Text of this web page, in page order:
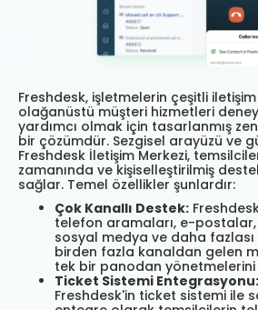
Freshdesk, işletmelerin çeşitli iletişim
olağanüstü müşteri hizmetleri
yardımcı olmak için tasarlanmış
bir çözümdür. Sezgisel arayüzü ve
Freshdesk İletişim Merkezi,
zamanında ve kişiselleştirilmiş destek
sağlar. Temel özellikler şunlardır:
Çok Kanallı Destek:
telefon aramaları, e-postalar,
sosyal medya ve daha fazlası
birden fazla kanaldan gelen
tek bir panodan yönetmelerini
Ticket Sistemi Entegrasyonu:
Freshdesk'in ticket sistemi ile